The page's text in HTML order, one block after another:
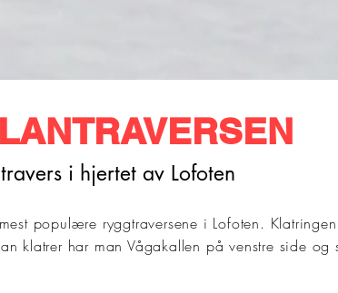
i hjertet av Lofoten
populære ryggtraversene i Lofoten.
klatrer har man Vågakallen på venstre side og